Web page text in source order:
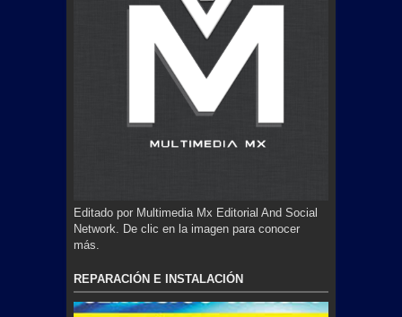
Editado por Multimedia Mx Editorial And Social
Network. De clic en la imagen para conocer
más.
REPARACIÓN E INSTALACIÓN